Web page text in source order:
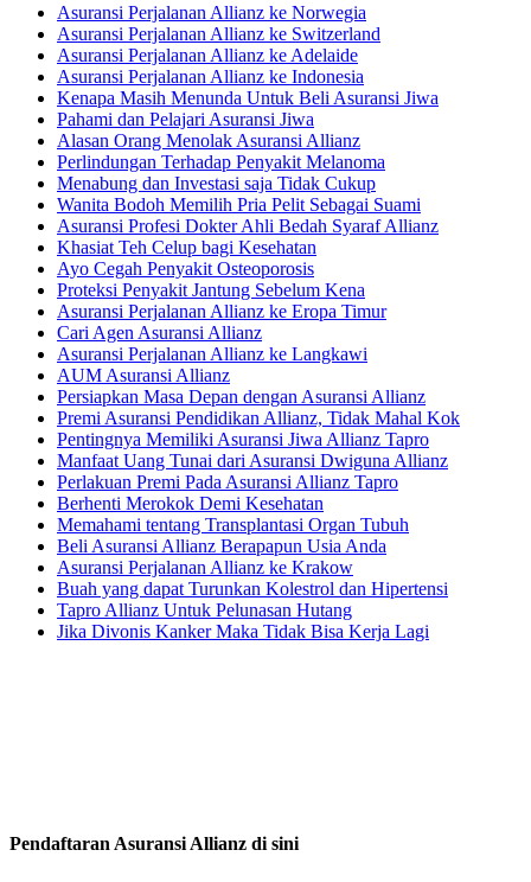
Asuransi Perjalanan Allianz ke Norwegia
Asuransi Perjalanan Allianz ke Switzerland
Asuransi Perjalanan Allianz ke Adelaide
Asuransi Perjalanan Allianz ke Indonesia
Kenapa Masih Menunda Untuk Beli Asuransi Jiwa
Pahami dan Pelajari Asuransi Jiwa
Alasan Orang Menolak Asuransi Allianz
Perlindungan Terhadap Penyakit Melanoma
Menabung dan Investasi saja Tidak Cukup
Wanita Bodoh Memilih Pria Pelit Sebagai Suami
Asuransi Profesi Dokter Ahli Bedah Syaraf Allianz
Khasiat Teh Celup bagi Kesehatan
Ayo Cegah Penyakit Osteoporosis
Proteksi Penyakit Jantung Sebelum Kena
Asuransi Perjalanan Allianz ke Eropa Timur
Cari Agen Asuransi Allianz
Asuransi Perjalanan Allianz ke Langkawi
AUM Asuransi Allianz
Persiapkan Masa Depan dengan Asuransi Allianz
Premi Asuransi Pendidikan Allianz, Tidak Mahal Kok
Pentingnya Memiliki Asuransi Jiwa Allianz Tapro
Manfaat Uang Tunai dari Asuransi Dwiguna Allianz
Perlakuan Premi Pada Asuransi Allianz Tapro
Berhenti Merokok Demi Kesehatan
Memahami tentang Transplantasi Organ Tubuh
Beli Asuransi Allianz Berapapun Usia Anda
Asuransi Perjalanan Allianz ke Krakow
Buah yang dapat Turunkan Kolestrol dan Hipertensi
Tapro Allianz Untuk Pelunasan Hutang
Jika Divonis Kanker Maka Tidak Bisa Kerja Lagi
Pendaftaran Asuransi Allianz di sini